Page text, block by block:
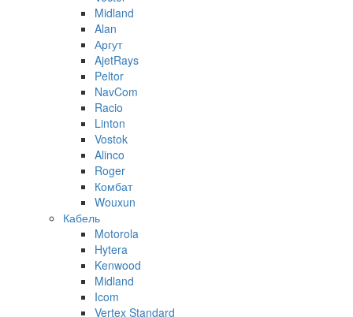
Midland
Alan
Аргут
AjetRays
Peltor
NavCom
Racio
Linton
Vostok
Alinco
Roger
Комбат
Wouxun
Кабель
Motorola
Hytera
Kenwood
Midland
Icom
Vertex Standard